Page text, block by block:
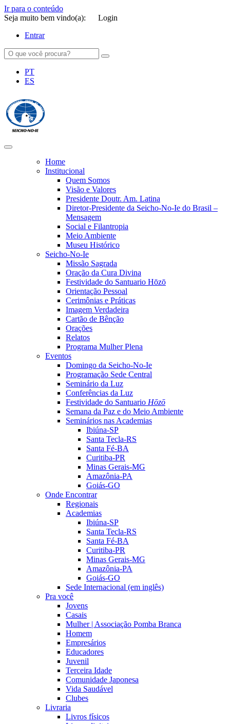
Ir para o conteúdo
Seja muito bem vindo(a):
Login
Entrar
PT
ES
Home
Institucional
Quem Somos
Visão e Valores
Presidente Doutr. Am. Latina
Diretor-Presidente da Seicho-No-Ie do Brasil –
Mensagem
Social e Filantropia
Meio Ambiente
Museu Histórico
Seicho-No-Ie
Missão Sagrada
Oração da Cura Divina
Festividade do Santuario Hōzō
Orientação Pessoal
Cerimônias e Práticas
Imagem Verdadeira
Cartão de Bênção
Orações
Relatos
Programa Mulher Plena
Eventos
Domingo da Seicho-No-Ie
Programação Sede Central
Seminário da Luz
Conferências da Luz
Festividade do Santuario Hōzō
Semana da Paz e do Meio Ambiente
Seminários nas Academias
Ibiúna-SP
Santa Tecla-RS
Santa Fé-BA
Curitiba-PR
Minas Gerais-MG
Amazônia-PA
Goiás-GO
Onde Encontrar
Regionais
Academias
Ibiúna-SP
Santa Tecla-RS
Santa Fé-BA
Curitiba-PR
Minas Gerais-MG
Amazônia-PA
Goiás-GO
Sede Internacional (em inglês)
Pra você
Jovens
Casais
Mulher | Associação Pomba Branca
Homem
Empresários
Educadores
Juvenil
Terceira Idade
Comunidade Japonesa
Vida Saudável
Clubes
Livraria
Livros físicos